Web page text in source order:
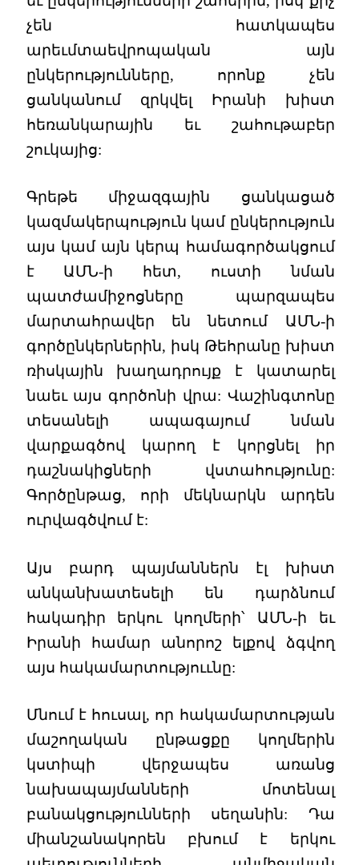
չեն հատկապես
արեւմտաեվրոպական այն
ընկերությունները, որոնք չեն
ցանկանում զրկվել Իրանի խիստ
հեռանկարային եւ շահութաբեր
շուկայից:
Գրեթե միջազգային ցանկացած
կազմակերպություն կամ ընկերություն
այս կամ այն կերպ համագործակցում
է ԱՄՆ-ի հետ, ուստի նման
պատժամիջոցները պարզապես
մարտահրավեր են նետում ԱՄՆ-ի
գործընկերներին, իսկ Թեհրանը խիստ
ռիսկային խաղադրույք է կատարել
նաեւ այս գործոնի վրա: Վաշինգտոնը
տեսանելի ապագայում նման
վարքագծով կարող է կորցնել իր
դաշնակիցների վստահությունը:
Գործընթաց, որի մեկնարկն արդեն
ուրվագծվում է:
Այս բարդ պայմաններն էլ խիստ
անկանխատեսելի են դարձնում
հակադիր երկու կողմերի՝ ԱՄՆ-ի եւ
Իրանի համար անորոշ ելքով ձգվող
այս հակամարտություւնը:
Մնում է հուսալ, որ հակամարտության
մաշողական ընթացքը կողմերին
կստիպի վերջապես առանց
նախապայմանների մոտենալ
բանակցությունների սեղանին: Դա
միանշանակորեն բխում է երկու